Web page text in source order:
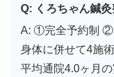
Q: くろちゃん鍼
A: ①完全予約制 ②
身体に併せて4施
平均通院4.0ヶ月